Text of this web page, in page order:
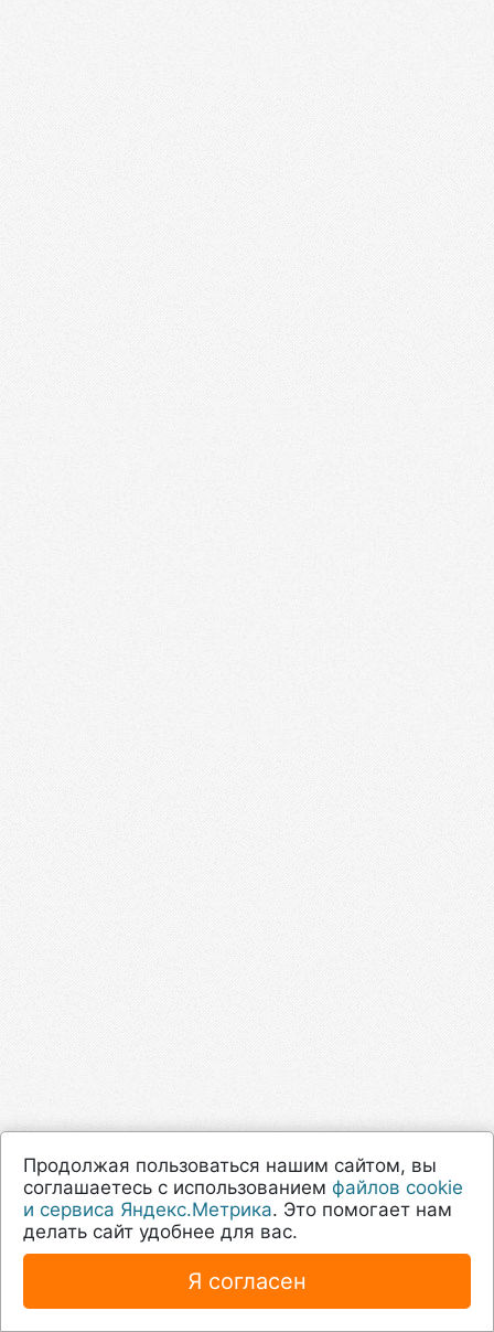
Продолжая пользоваться нашим сайтом, вы
соглашаетесь с использованием файлов cookie
и сервиса Яндекс.Метрика. Это помогает нам
делать сайт удобнее для вас.
Я согласен